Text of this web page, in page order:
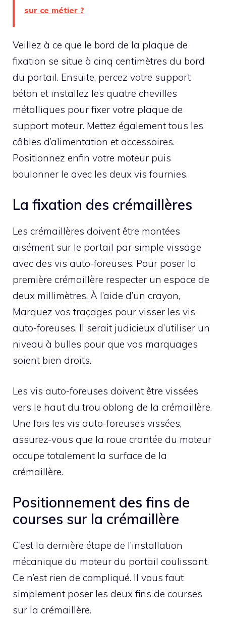
sur ce métier ?
Veillez à ce que le bord de la plaque de
fixation se situe à cinq centimètres du bord
du portail. Ensuite, percez votre support
béton et installez les quatre chevilles
métalliques pour fixer votre plaque de
support moteur. Mettez également tous les
câbles d’alimentation et accessoires.
Positionnez enfin votre moteur puis
boulonner le avec les deux vis fournies.
La fixation des crémaillères
Les crémaillères doivent être montées
aisément sur le portail par simple vissage
avec des vis auto-foreuses. Pour poser la
première crémaillère respecter un espace de
deux millimètres. À l’aide d’un crayon,
Marquez vos traçages pour visser les vis
auto-foreuses. Il serait judicieux d’utiliser un
niveau à bulles pour que vos marquages
soient bien droits.
Les vis auto-foreuses doivent être vissées
vers le haut du trou oblong de la crémaillère.
Une fois les vis auto-foreuses vissées,
assurez-vous que la roue crantée du moteur
occupe totalement la surface de la
crémaillère.
Positionnement des fins de
courses sur la crémaillère
C’est la dernière étape de l’installation
mécanique du moteur du portail coulissant.
Ce n’est rien de compliqué. Il vous faut
simplement poser les deux fins de courses
sur la crémaillère.